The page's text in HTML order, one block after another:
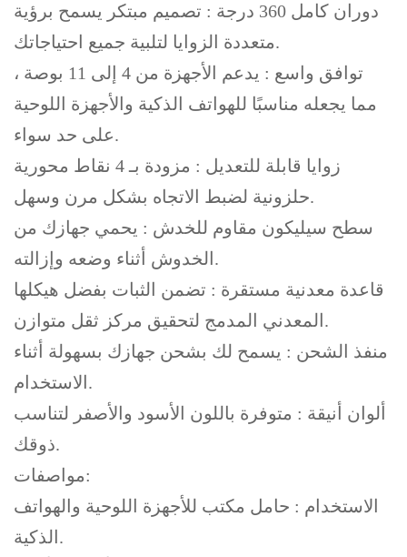
دوران كامل 360 درجة : تصميم مبتكر يسمح برؤية
متعددة الزوايا لتلبية جميع احتياجاتك.
توافق واسع : يدعم الأجهزة من 4 إلى 11 بوصة ،
مما يجعله مناسبًا للهواتف الذكية والأجهزة اللوحية
على حد سواء.
زوايا قابلة للتعديل : مزودة بـ 4 نقاط محورية
حلزونية لضبط الاتجاه بشكل مرن وسهل.
سطح سيليكون مقاوم للخدش : يحمي جهازك من
الخدوش أثناء وضعه وإزالته.
قاعدة معدنية مستقرة : تضمن الثبات بفضل هيكلها
المعدني المدمج لتحقيق مركز ثقل متوازن.
منفذ الشحن : يسمح لك بشحن جهازك بسهولة أثناء
الاستخدام.
ألوان أنيقة : متوفرة باللون الأسود والأصفر لتناسب
ذوقك.
مواصفات:
الاستخدام : حامل مكتب للأجهزة اللوحية والهواتف
الذكية.